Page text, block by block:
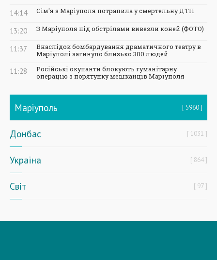
14:14 Сім'я з Маріуполя потрапила у смертельну ДТП
13:20 З Маріуполя під обстрілами вивезли коней (ФОТО)
11:37
Внаслідок бомбардування драматичного театру в
Маріуполі загинуло близько 300 людей
11:28
Російські окупанти блокують гуманітарну
операцію з порятунку мешканців Маріуполя
Маріуполь 5960
Донбас 1031
Україна 864
Світ 97